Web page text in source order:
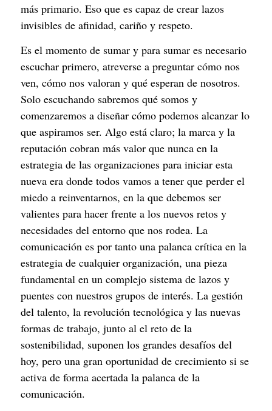
más primario. Eso que es capaz de crear lazos
invisibles de afinidad, cariño y respeto.
Es el momento de sumar y para sumar es necesario
escuchar primero, atreverse a preguntar cómo nos
ven, cómo nos valoran y qué esperan de nosotros.
Solo escuchando sabremos qué somos y
comenzaremos a diseñar cómo podemos alcanzar lo
que aspiramos ser. Algo está claro; la marca y la
reputación cobran más valor que nunca en la
estrategia de las organizaciones para iniciar esta
nueva era donde todos vamos a tener que perder el
miedo a reinventarnos, en la que debemos ser
valientes para hacer frente a los nuevos retos y
necesidades del entorno que nos rodea. La
comunicación es por tanto una palanca crítica en la
estrategia de cualquier organización, una pieza
fundamental en un complejo sistema de lazos y
puentes con nuestros grupos de interés. La gestión
del talento, la revolución tecnológica y las nuevas
formas de trabajo, junto al el reto de la
sostenibilidad, suponen los grandes desafíos del
hoy, pero una gran oportunidad de crecimiento si se
activa de forma acertada la palanca de la
comunicación.